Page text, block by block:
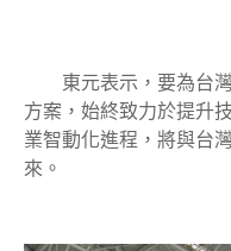
東元表示，要為台
方案，始終致力於提升
業智動化進程，將與台
來。